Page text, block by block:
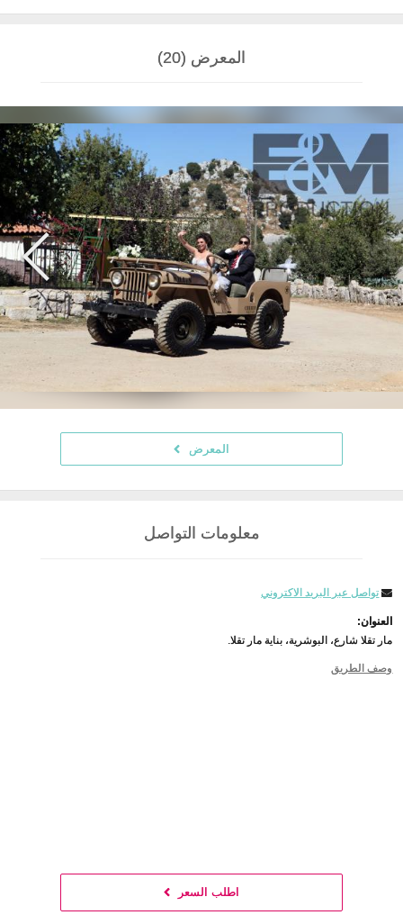
المعرض (20)
المعرض
معلومات التواصل
تواصل عبر البريد الاكتروني
العنوان:
مار تقلا شارع، البوشرية، بناية مار تقلا.
وصف الطريق
اطلب السعر